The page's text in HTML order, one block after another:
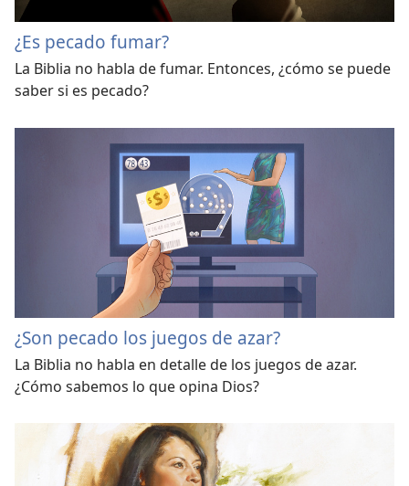
¿Es pecado fumar?
La Biblia no habla de fumar. Entonces, ¿cómo se puede
saber si es pecado?
¿Son pecado los juegos de azar?
La Biblia no habla en detalle de los juegos de azar.
¿Cómo sabemos lo que opina Dios?